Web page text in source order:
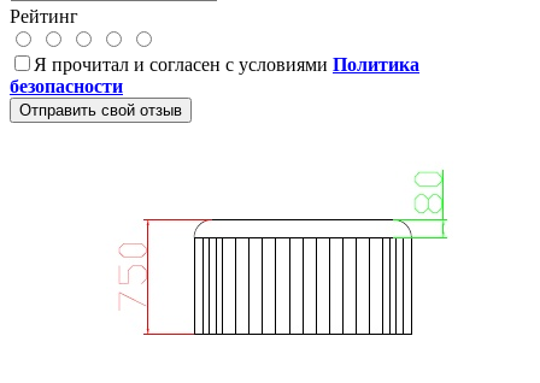
Рейтинг
Я прочитал и согласен с условиями Политика
безопасности
Отправить свой отзыв